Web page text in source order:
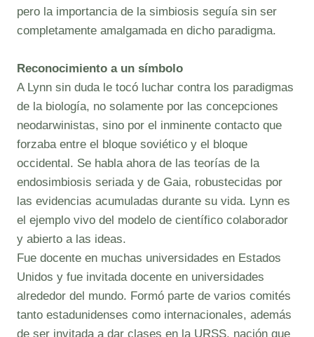
pero la importancia de la simbiosis seguía sin ser
completamente amalgamada en dicho paradigma.
Reconocimiento a un símbolo
A Lynn sin duda le tocó luchar contra los paradigmas
de la biología, no solamente por las concepciones
neodarwinistas, sino por el inminente contacto que
forzaba entre el bloque soviético y el bloque
occidental. Se habla ahora de las teorías de la
endosimbiosis seriada y de Gaia, robustecidas por
las evidencias acumuladas durante su vida. Lynn es
el ejemplo vivo del modelo de científico colaborador
y abierto a las ideas.
Fue docente en muchas universidades en Estados
Unidos y fue invitada docente en universidades
alrededor del mundo. Formó parte de varios comités
tanto estadunidenses como internacionales, además
de ser invitada a dar clases en la URSS, nación que